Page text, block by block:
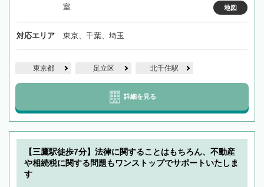
室
地図
対応エリア 東京、千葉、埼玉
東京都 足立区 北千住駅
詳細を見る
【三鷹駅徒歩7分】法律に関することはもちろん、不動産
や相続税に関する問題もワンストップでサポートいたしま
す